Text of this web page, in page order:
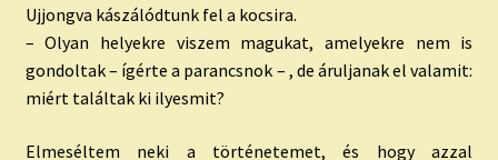
Ujjongva kászálódtunk fel a kocsira.
– Olyan helyekre viszem magukat, amelyekre nem is
gondoltak – ígérte a parancsnok – , de áruljanak el valamit:
miért találtak ki ilyesmit?
Elmeséltem neki a történetemet, és hogy azzal